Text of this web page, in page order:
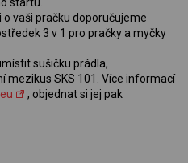
startu.
vaši pračku doporučujeme
3 v 1 pro pračky a myčky
sušičku prádla,
mezikus SKS 101. Více informací
, objednat si jej pak